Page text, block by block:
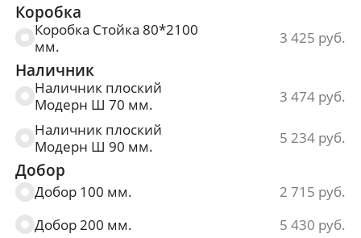
900*2000 мм.
2100*600,700,800,900
мм.
2200*600,700,800,900
мм.
51 000
2300*600,700,800,900
мм.
53 125
Коробка
Коробка Стойка 80*2100
мм.
3 425
Наличник
Наличник плоский
Модерн Ш 70 мм.
3 474
Наличник плоский
Модерн Ш 90 мм.
5 234
Добор
Добор 100 мм.
2 715
Добор 200 мм.
5 430